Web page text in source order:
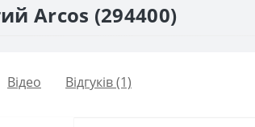
Arcos (294400)
Вiдео Відгуків (1)